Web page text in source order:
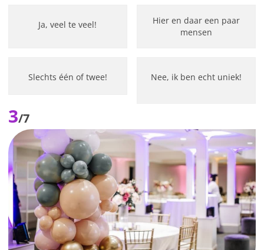
Ja, veel te veel!
Hier en daar een paar
mensen
Slechts één of twee! Nee, ik ben echt uniek!
3/7